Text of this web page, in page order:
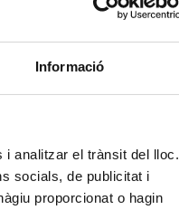
Informació
i analitzar el trànsit del lloc.
socials, de publicitat i
proporcionat o hagin